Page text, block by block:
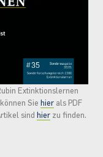
Extinktionslernen
Sie hierals PDF
sind hierzu finden.